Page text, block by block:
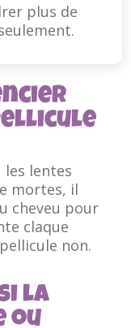
plus de
lentes
mortes, il
cheveu pour
claque
non.
la
ou